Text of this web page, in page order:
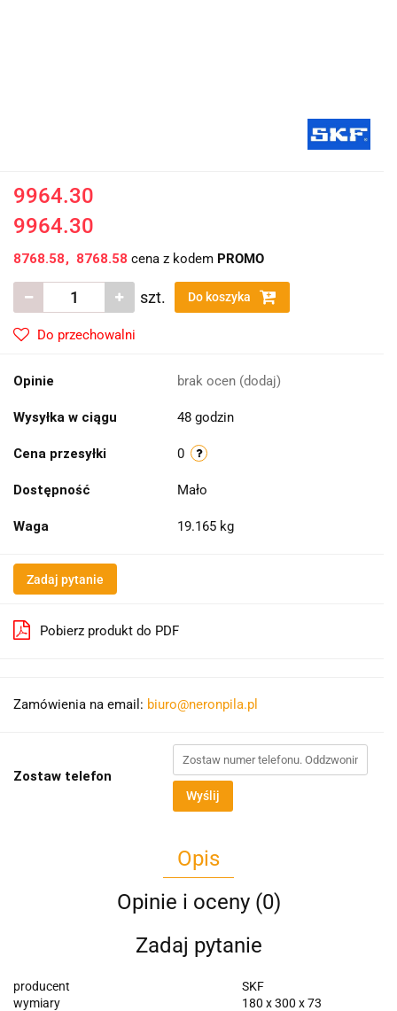
9964.30
9964.30
8768.58 8768.58 cena z kodem PROMO
szt. Do koszyka
Do przechowalni
Opinie brak ocen (dodaj)
Wysyłka w ciągu 48 godzin
Cena przesyłki 0
Dostępność Mało
Waga 19.165 kg
Zadaj pytanie
Pobierz produkt do PDF
Zamówienia na email: biuro@neronpila.pl
Zostaw telefon
Wyślij
Opis
Opinie i oceny (0)
Zadaj pytanie
producent
SKF
wymiary
180 x 300 x 73